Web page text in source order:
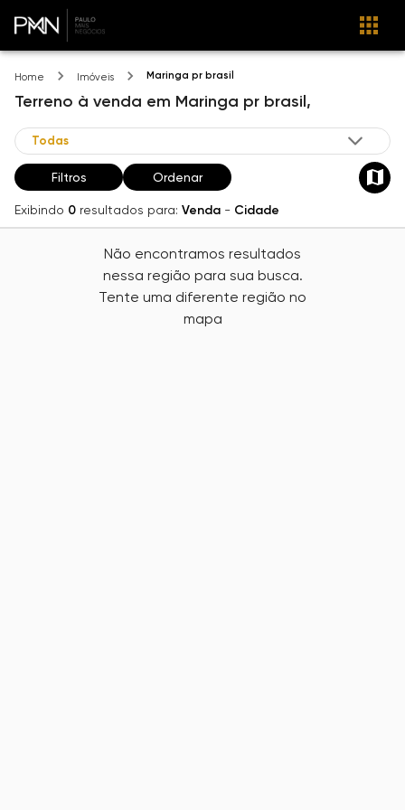
Home Imóveis Maringa pr brasil
Terreno à venda em Maringa pr brasil,
Filtros Ordenar
Exibindo 0 resultados para: Venda - Cidade
Não encontramos resultados
nessa região para sua busca.
Tente uma diferente região no
mapa